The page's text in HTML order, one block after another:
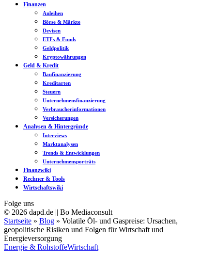
Finanzen
Anleihen
Börse & Märkte
Devisen
ETFs & Fonds
Geldpolitik
Kryptowährungen
Geld & Kredit
Baufinanzierung
Kreditarten
Steuern
Unternehmensfinanzierung
Verbraucherinformationen
Versicherungen
Analysen & Hintergründe
Interviews
Marktanalysen
Trends & Entwicklungen
Unternehmensporträts
Finanzwiki
Rechner & Tools
Wirtschaftswiki
Folge uns
© 2026 dapd.de || Bo Mediaconsult
Startseite » Blog » Volatile Öl- und Gaspreise: Ursachen,
geopolitische Risiken und Folgen für Wirtschaft und
Energieversorgung
Energie & RohstoffeWirtschaft